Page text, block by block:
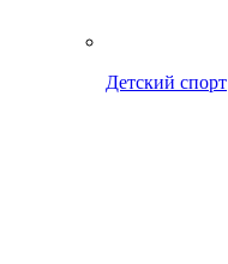
Детский спорт